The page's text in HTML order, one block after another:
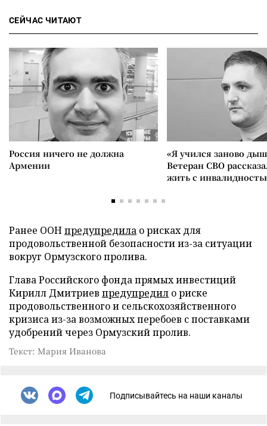
СЕЙЧАС ЧИТАЮТ
Россия ничего не должна
Армении
«Я учился заново
Ветеран СВО
жить с
Ранее ООНпредупредила о рисках для
продовольственной безопасности из-за ситуации
вокруг Ормузского пролива.
Глава Российского фонда прямых инвестиций
Кирилл Дмитриев предупредил о риске
продовольственного и сельскохозяйственного
кризиса из-за возможных перебоев с поставками
удобрений через Ормузский пролив.
Текст: Мария Иванова
Подписывайтесь на наши каналы